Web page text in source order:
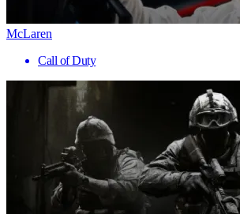
McLaren
Call of Duty